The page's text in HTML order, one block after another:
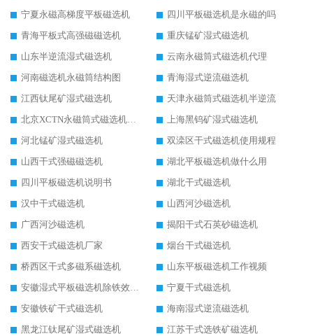
宁夏永磁高梯度平板磁选机
四川平板磁选机是永磁的吗
青海平板式高强磁磁选机
重庆锰矿湿式磁选机
山东半逆流湿式磁选机
云南永磁筒式磁选机代理
河南磁选机永磁筒结构图
青海湿式逆流磁选机
江西钛尾矿湿式磁选机
天津永磁筒式磁选机半逆流
北京XCTN永磁筒式磁选机磁块位置
上海黑钨矿湿式磁选机
河北锰矿湿式磁选机
双滦区干式磁选机使用规程
山西干式强磁磁选机
湖北平板磁选机做什么用
四川平板磁选机说明书
湖北干式磁选机
汉中干式磁选机
山西河沙磁选机
广西河沙磁选机
揭阳干式石英砂磁选机
西安干式磁选机厂家
烟台干式磁选机
桥西区干式多磁系磁选机
山东平板磁选机工作视频
安徽湿式平板磁选机除铁效果怎么样
宁夏干式磁选机
安徽铁矿干式磁选机
海南湿式逆流磁选机
黑龙江钛尾矿湿式磁选机
江苏干式选铁矿磁选机